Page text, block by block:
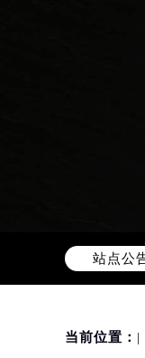
站点公
当前位置： |